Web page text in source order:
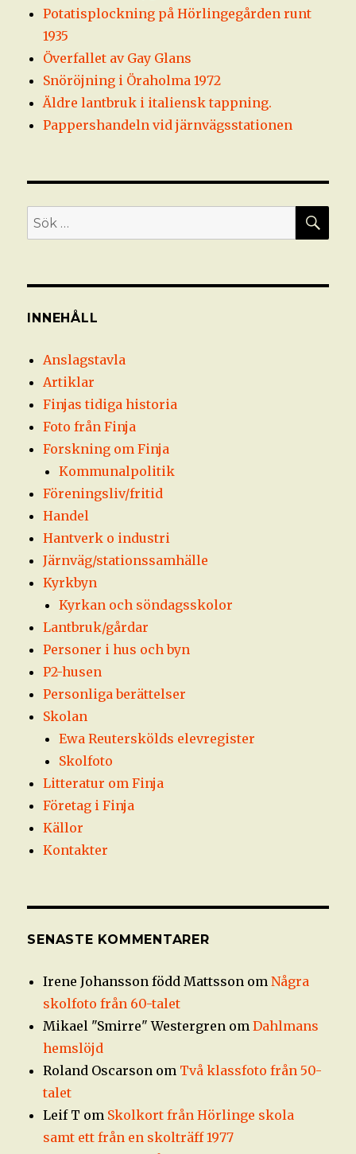
Potatisplockning på Hörlingegården runt
1935
Överfallet av Gay Glans
Snöröjning i Öraholma 1972
Äldre lantbruk i italiensk tappning.
Pappershandeln vid järnvägsstationen
Sök
efter:
INNEHÅLL
Anslagstavla
Artiklar
Finjas tidiga historia
Foto från Finja
Forskning om Finja
Kommunalpolitik
Föreningsliv/fritid
Handel
Hantverk o industri
Järnväg/stationssamhälle
Kyrkbyn
Kyrkan och söndagsskolor
Lantbruk/gårdar
Personer i hus och byn
P2-husen
Personliga berättelser
Skolan
Ewa Reuterskölds elevregister
Skolfoto
Litteratur om Finja
Företag i Finja
Källor
Kontakter
SENASTE KOMMENTARER
Irene Johansson född Mattsson omNågra
skolfoto från 60-talet
Mikael "Smirre" Westergren omDahlmans
hemslöjd
Roland Oscarson om Två klassfoto från 50-
talet
Leif T om Skolkort från Hörlinge skola
samt ett från en skolträff 1977